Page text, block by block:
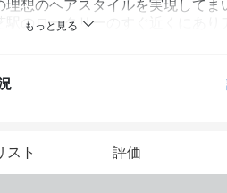
想のヘアスタイルを実現してま
駅のロータリーのすぐ近くにあり
術も行っております。
癒やしの両方を兼ね揃えた空間
を徹底しております。
よりお待ちしております。
スト 評価